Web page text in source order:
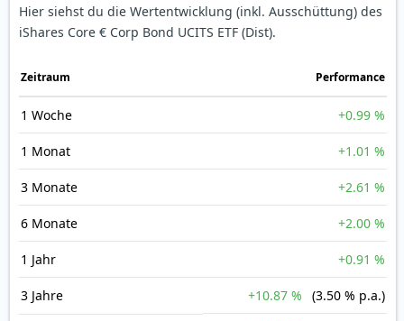
Hier siehst du die Wertentwicklung (inkl. Ausschüttung) des
iShares Core € Corp Bond UCITS ETF (Dist).
Zeit­raum Perfor­mance
1 Woche +0.99 %
1 Monat +1.01 %
3 Monate +2.61 %
6 Monate +2.00 %
1 Jahr +0.91 %
3 Jahre +10.87 % (3.50 % p.a.)